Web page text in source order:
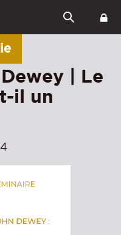
| Le
il un